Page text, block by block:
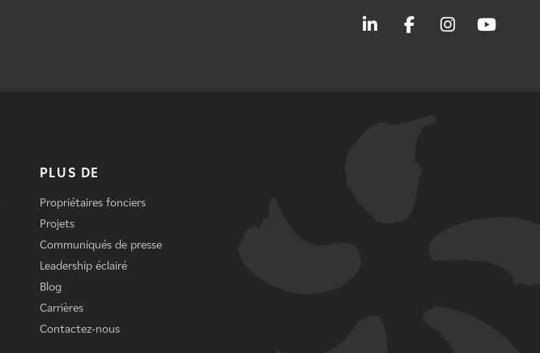
PLUS DE
Propriétaires fonciers
Projets
Communiqués de presse
Leadership éclairé
Blog
Carrières
Contactez-nous